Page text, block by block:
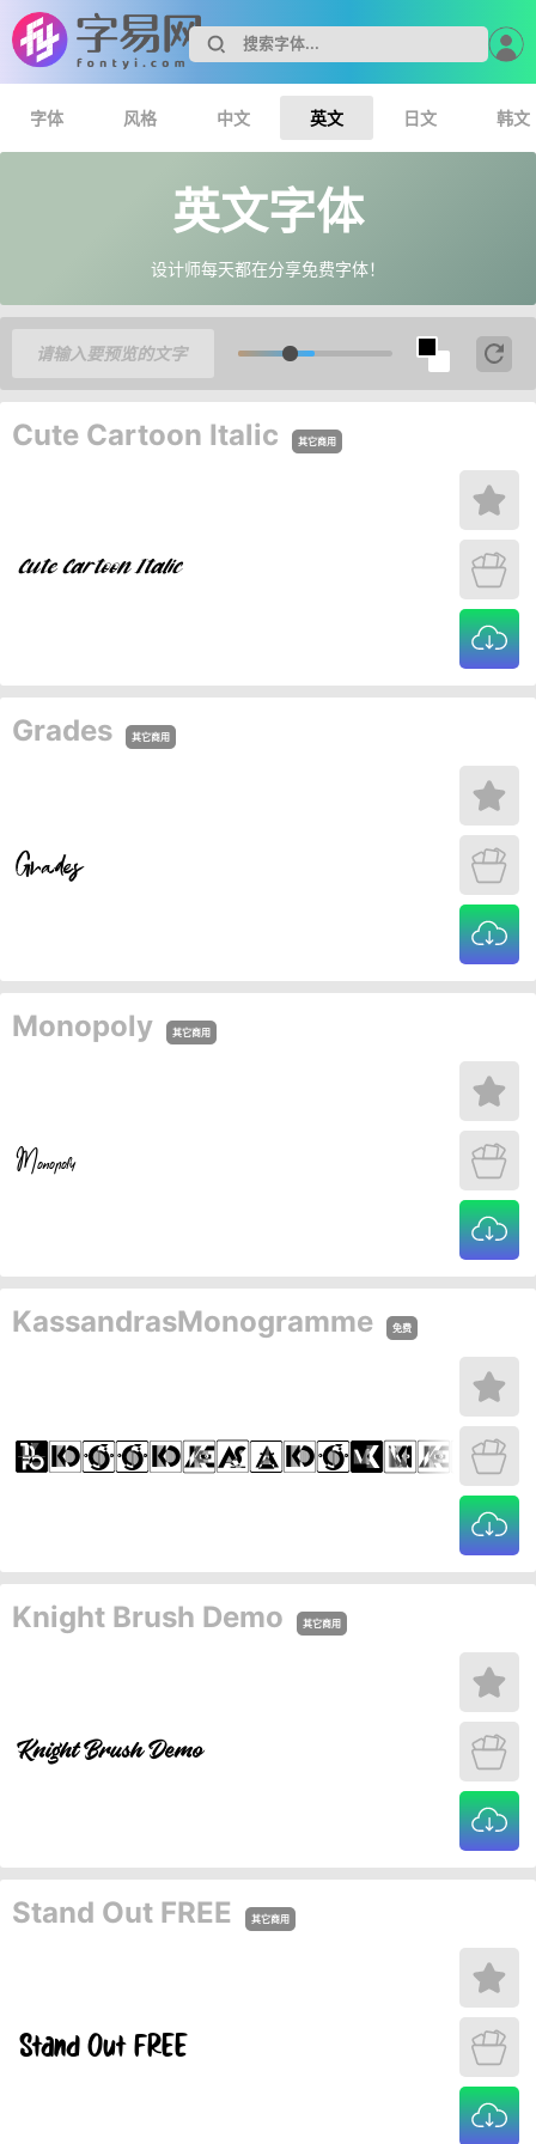
字体 风格 中文 英文 日文 韩文
英文字体
设计师每天都在分享免费字体！
Cute Cartoon Italic 其它商用
Grades 其它商用
Monopoly 其它商用
KassandrasMonogramme 免费
Knight Brush Demo 其它商用
Stand Out FREE 其它商用